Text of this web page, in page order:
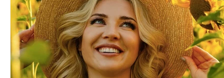
Yoga Immunité Musique Philosophie
Eveil et Présence Micronutrition Art de vivre